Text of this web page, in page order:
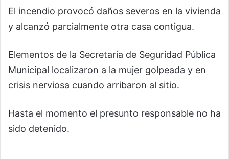
El incendio provocó daños severos en la vivienda
y alcanzó parcialmente otra casa contigua.
Elementos de la Secretaría de Seguridad Pública
Municipal localizaron a la mujer golpeada y en
crisis nerviosa cuando arribaron al sitio.
Hasta el momento el presunto responsable no ha
sido detenido.